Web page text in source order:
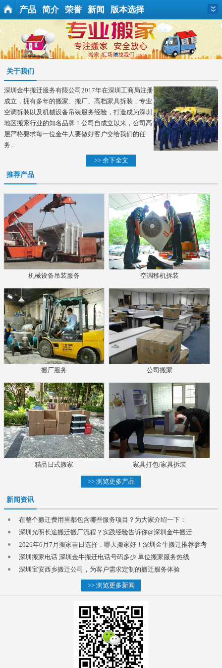
产品 简介 荣誉 新闻 版本选择
关于我们
深圳金牛搬迁服务有限公司2017年在深圳工商局注册
成立，拥有多年的搬家、搬厂、高档家具拆装，专业
空调拆装以及机械设备吊装服务经验，打造成为深圳
地区搬家行业的知名品牌！公司自成立以来，公司高
层严格要求每一位金牛人要做好客户交给我们的任
务...
>> 余下全文
推荐产品
机械设备吊装服务 空调移机拆装
搬厂服务 公司搬家
精品日式搬家 家具打包/家具拆装
>> 浏览更多产品
新闻资讯
在整个搬迁费用里都包含哪些服务项目？为大家介绍一下：
深圳光明长途搬迁搬厂流程？实践经验告诉你@深圳金牛搬迁
2026年6月7月搬家吉日选择，哪天搬家好！深圳金牛搬迁推荐参考
深圳搬家电话 深圳金牛搬迁电话号码多少 单位搬家服务热线
深圳宝安西乡搬迁公司，为客户需求定制的搬迁服务体验
>> 浏览更多新闻